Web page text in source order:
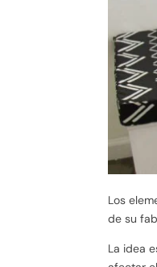
Los
de su
La idea